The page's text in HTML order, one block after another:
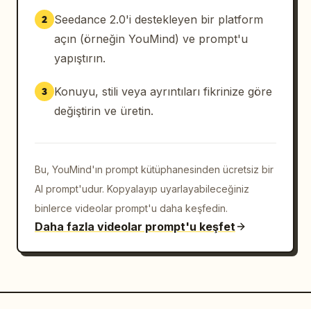
2
Seedance 2.0'i destekleyen bir platform
açın (örneğin YouMind) ve prompt'u
yapıştırın.
3
Konuyu, stili veya ayrıntıları fikrinize göre
değiştirin ve üretin.
Bu, YouMind'ın prompt kütüphanesinden ücretsiz bir
AI prompt'udur. Kopyalayıp uyarlayabileceğiniz
binlerce videolar prompt'u daha keşfedin.
Daha fazla videolar prompt'u keşfet